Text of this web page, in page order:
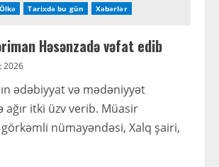
Ölkə Tarixdə bu gün Xəbərlər
Həsənzadə vəfat edib
2026
ədəbiyyat və mədəniyyət
ağır itki üzv verib. Müasir
görkəmli nümayəndəsi, Xalq şairi,